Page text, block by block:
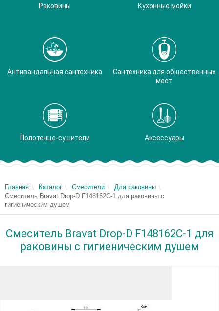
Раковины Кухонные мойки
Антивандальная сантехника
Сантехника для общественных
мест
Полотенце-сушители Аксессуары
Главная Каталог Смесители
Для раковины
Смеситель Bravat Drop-D F148162C-1 для раковины с
гигиеническим душем
Смеситель Bravat Drop-D F148162C-1 для
раковины с гигиеническим душем